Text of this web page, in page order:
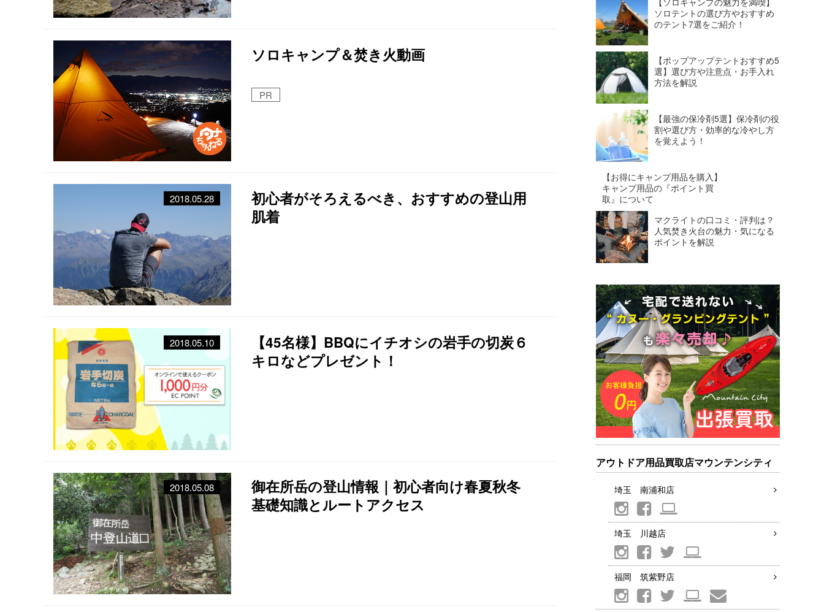
ソロキャンプ＆焚き火動画
PR
初心者がそろえるべき、おすすめの登山用
肌着
2018.05.28
【45名様】BBQにイチオシの岩手の切炭６
キロなどプレゼント！
2018.05.10
御在所岳の登山情報｜初心者向け春夏秋冬
基礎知識とルートアクセス
2018.05.08
ソロテントの選び方やおすすめ
のテント7選をご紹介！
【ポップアップテントおすすめ5
選】選び方や注意点・お手入れ
方法を解説
【最強の保冷剤5選】保冷剤の役
割や選び方・効率的な冷やし方
を覚えよう！
【お得にキャンプ用品を購入】
キャンプ用品の『ポイント買
取』について
マクライトの口コミ・評判は？
人気焚き火台の魅力・気になる
ポイントを解説
アウトドア用品買取店マウンテンシティ
埼玉 南浦和店
埼玉 川越店
福岡 筑紫野店